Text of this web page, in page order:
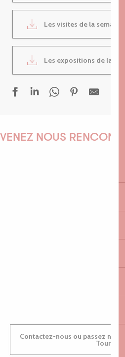
Les visites de la semaine
Les expositions de la
Atelier tours de magie
Sonates violon & piano - Festival
Exposition-vente d’artisanat
VENEZ NOUS
Contactez-nous ou passez nous voir dans nos Offices de
Tourisme